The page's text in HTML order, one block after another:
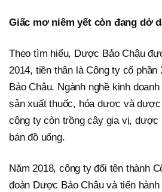
Giấc mơ niêm yết còn đang dở
Theo tìm hiểu, Dược Bảo Châu
2014, tiền thân là Công ty cổ
Bảo Châu. Ngành nghề kinh
sản xuất thuốc, hóa dược và dược
công ty còn trồng cây gia vị, dược
bán đồ uống.
Năm 2018, công ty đổi tên thành
đoàn Dược Bảo Châu và tiến